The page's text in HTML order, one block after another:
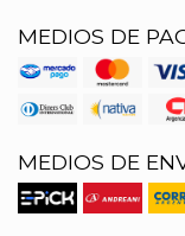
MEDIOS DE
MEDIOS DE